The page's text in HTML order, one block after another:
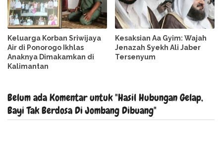
Keluarga Korban Sriwijaya
Air di Ponorogo Ikhlas
Anaknya Dimakamkan di
Kalimantan
Kesaksian Aa Gyim: Wajah
Jenazah Syekh Ali Jaber
Tersenyum
Belum ada Komentar untuk "Hasil Hubungan Gelap,
Bayi Tak Berdosa Di Jombang Dibuang"